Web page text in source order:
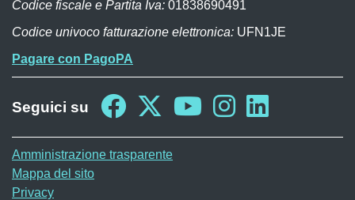
Codice fiscale e Partita Iva: 01838690491
Codice univoco fatturazione elettronica: UFN1JE
Pagare con PagoPA
Seguici su
Sito web
Amministrazione trasparente
Mappa del sito
Privacy